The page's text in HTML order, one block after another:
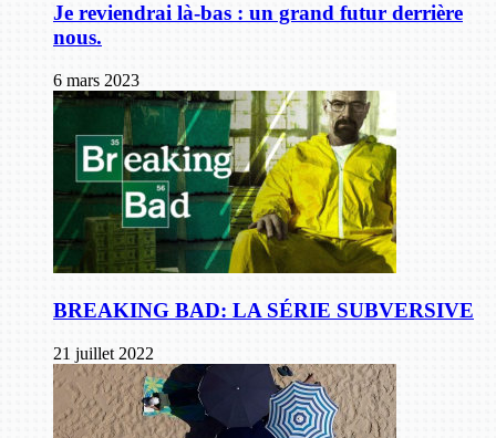
Je reviendrai là-bas : un grand futur derrière
nous.
6 mars 2023
BREAKING BAD: LA SÉRIE SUBVERSIVE
21 juillet 2022